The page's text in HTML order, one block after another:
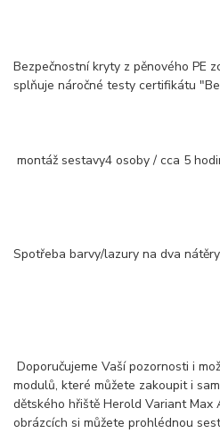
Bezpečnostní kryty z pěnového PE
splňuje náročné testy certifikátu
montáž sestavy4 osoby / cca 5
Spotřeba barvy/lazury na dva
Doporučujeme Vaší pozornosti i
modulů, které můžete zakoupit i
dětského hřiště Herold Variant Max
obrázcích si můžete prohlédnou